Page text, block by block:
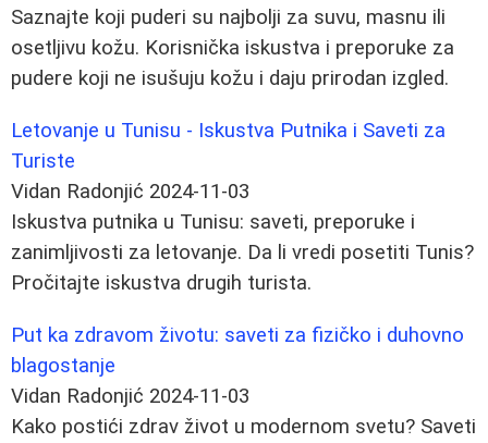
Saznajte koji puderi su najbolji za suvu, masnu ili
osetljivu kožu. Korisnička iskustva i preporuke za
pudere koji ne isušuju kožu i daju prirodan izgled.
Letovanje u Tunisu - Iskustva Putnika i Saveti za
Turiste
Vidan Radonjić 2024-11-03
Iskustva putnika u Tunisu: saveti, preporuke i
zanimljivosti za letovanje. Da li vredi posetiti Tunis?
Pročitajte iskustva drugih turista.
Put ka zdravom životu: saveti za fizičko i duhovno
blagostanje
Vidan Radonjić 2024-11-03
Kako postići zdrav život u modernom svetu? Saveti